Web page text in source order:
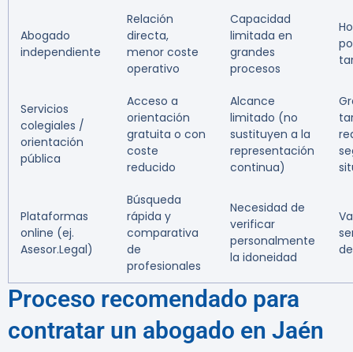
Abogado
independiente
Relación
directa,
menor coste
operativo
Capacidad
limitada en
grandes
procesos
Servicios
colegiales /
orientación
pública
Acceso a
orientación
gratuita o con
coste
reducido
Alcance
limitado (no
sustituyen a la
representación
continua)
Plataformas
online (ej.
Asesor.Legal)
Búsqueda
rápida y
comparativa
de
profesionales
Necesidad de
verificar
personalmente
la idoneidad
Proceso recomendado para
contratar un abogado en Jaén